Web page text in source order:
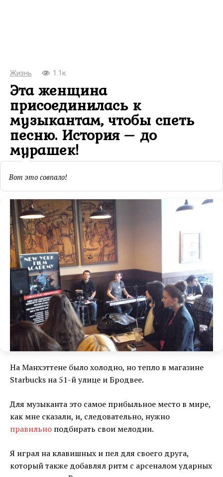
Жизнь 1.1к.
Эта женщина
присоединилась к
музыкантам, чтобы спеть
песню. История – до
мурашек!
Вот это совпало!
На Манхэттене было холодно, но тепло в магазине
Starbucks на 51-й улице и Бродвее.
Для музыканта это самое прибыльное место в мире,
как мне сказали, и, следовательно, нужно
правильно подбирать свои мелодии.
Я играл на клавишных и пел для своего друга,
который также добавлял ритм с арсеналом ударных